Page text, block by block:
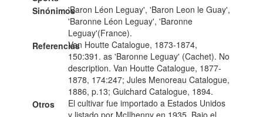
Sinónimos'Baron Léon Leguay', 'Baron Leon le Guay',
'Baronne Léon Leguay', 'Baronne
Leguay'(France).
ReferenciasVan Houtte Catalogue, 1873-1874,
150:391. as 'Baronne Leguay' (Cachet). No
description. Van Houtte Catalogue, 1877-
1878, 174:247; Jules Menoreau Catalogue,
1886, p.13; Guichard Catalogue, 1894.
Otros
El cultivar fue importado a Estados Unidos
y listado por McIlhenny en 1935. Bajo el